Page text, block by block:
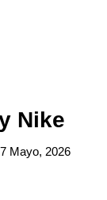
Nike
7 Mayo, 2026